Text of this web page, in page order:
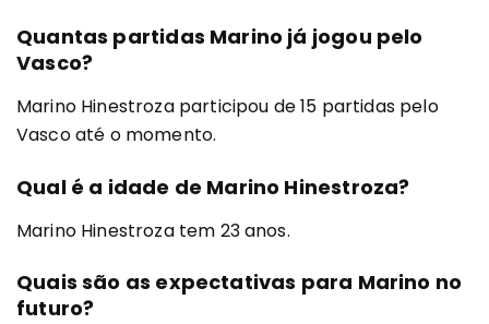
Quantas partidas Marino já jogou pelo
Vasco?
Marino Hinestroza participou de 15 partidas pelo
Vasco até o momento.
Qual é a idade de Marino Hinestroza?
Marino Hinestroza tem 23 anos.
Quais são as expectativas para Marino no
futuro?